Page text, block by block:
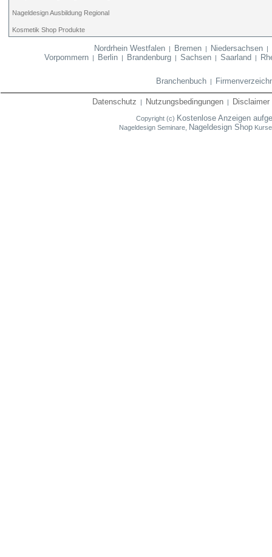
Nageldesign Ausbildung Regional
Kosmetik Shop Produkte
Nordrhein Westfalen | Bremen | Niedersachsen |
Vorpommern | Berlin | Brandenburg |Sachsen |Saarland |
Branchenbuch |
Datenschutz | Nutzungsbedingungen | Disclaimer
Copyright (c) Kostenlose Anzeigen
Nageldesign Seminare, Nageldesign Shop